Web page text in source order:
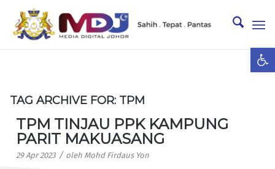
TAG ARCHIVE FOR: TPM
TPM TINJAU PPK KAMPUNG
PARIT MAKUASANG
29 Apr 2023 / oleh Mohd Firdaus Yon